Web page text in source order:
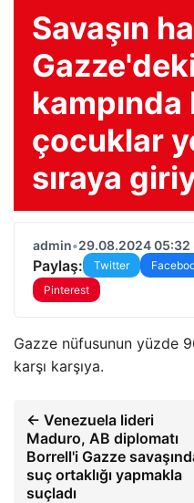
Savaşın
çocuklar
sıraya
admin•29.08.2024 05:32
Paylaş: Twitter
Pinterest
Gazze nüfusunun yüzde
karşı karşıya.
← Venezuela lideri
Maduro, AB diplomatı
Borrell'i Gazze
suç ortaklığı yapmakla
suçladı